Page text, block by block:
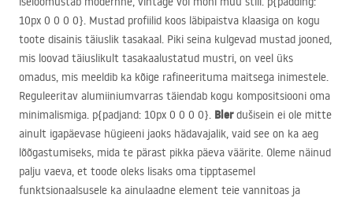
10px 0 0 0 0}. Mustad profiilid koos läbipaistva klaasiga on kogu
toote disainis täiuslik tasakaal. Piki seina kulgevad mustad jooned,
mis loovad täiuslikult tasakaalustatud mustri, on veel üks
omadus, mis meeldib ka kõige rafineerituma maitsega inimestele.
Reguleeritav alumiiniumvarras täiendab kogu kompositsiooni oma
minimalismiga. p{padjand: 10px 0 0 0 0}. Blerdušisein ei ole mitte
ainult igapäevase hügieeni jaoks hädavajalik, vaid see on ka aeg
lõõgastumiseks, mida te pärast pikka päeva väärite. Oleme näinud
palju vaeva, et toode oleks lisaks oma tipptasemel
funktsionaalsusele ka ainulaadne element teie vannitoas ja